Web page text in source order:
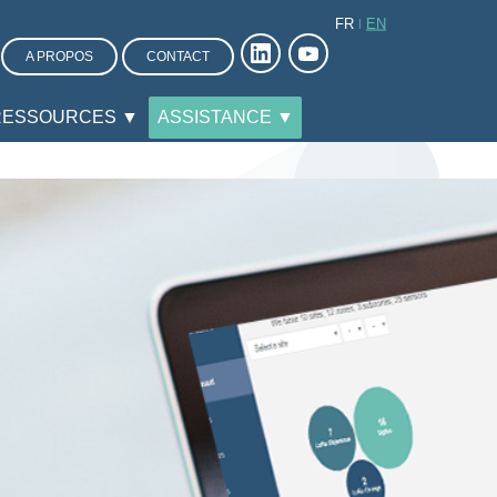
A PROPOS CONTACT
FR EN
▼ ASSISTANCE ▼